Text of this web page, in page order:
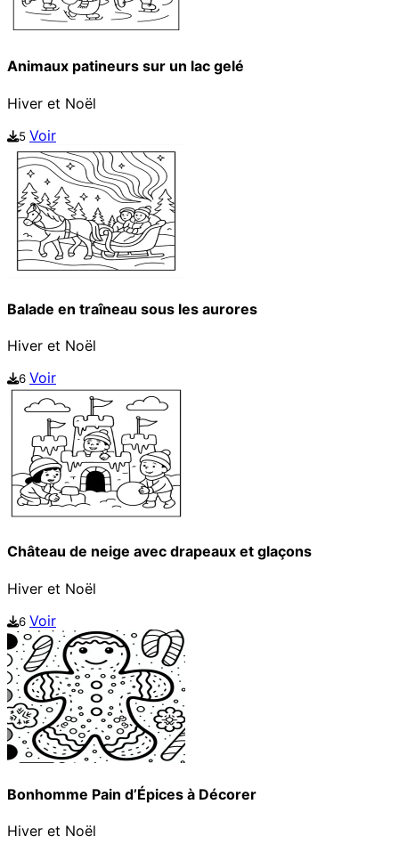
Animaux patineurs sur un lac gelé
Hiver et Noël
5 Voir
Balade en traîneau sous les aurores
Hiver et Noël
6 Voir
Château de neige avec drapeaux et glaçons
Hiver et Noël
6 Voir
Bonhomme Pain d’Épices à Décorer
Hiver et Noël